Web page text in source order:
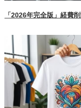
「2026年完全版」経費